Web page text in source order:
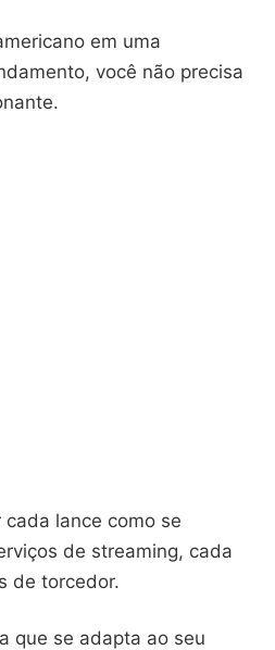
em uma
você não precisa
lance como se
de streaming, cada
de torcedor.
que se adapta ao seu